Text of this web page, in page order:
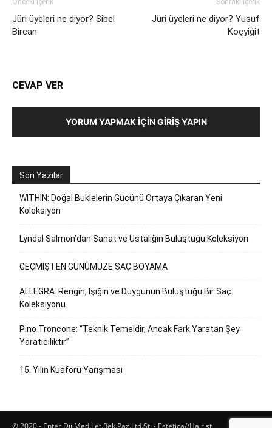
Önceki İçerik
Jüri üyeleri ne diyor? Sibel
Bircan
Sonraki İçerik
Jüri üyeleri ne diyor? Yusuf
Koçyiğit
CEVAP VER
YORUM YAPMAK İÇIN GIRIŞ YAPIN
Son Yazılar
WITHIN: Doğal Buklelerin Gücünü Ortaya Çıkaran Yeni
Koleksiyon
Lyndal Salmon’dan Sanat ve Ustalığın Buluştuğu Koleksiyon
GEÇMİŞTEN GÜNÜMÜZE SAÇ BOYAMA
ALLEGRA: Rengin, Işığın ve Duygunun Buluştuğu Bir Saç
Koleksiyonu
Pino Troncone: “Teknik Temeldir, Ancak Fark Yaratan Şey
Yaratıcılıktır”
15. Yılın Kuaförü Yarışması
© 2020 - Enter Dij.Med.İlet.Rek.Paz.Ltd.Şti - Estetica//Hairist